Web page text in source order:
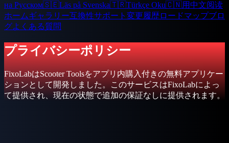
на Русском🇸🇪Läs på Svenska🇹🇷Türkçe Oku🇨🇳用中文阅读
ホームギャラリー互換性サポート 変更履歴ロードマップブロ
グよくある質問
プライバシーポリシー
FixoLabはScooter Toolsをアプリ内購入付きの無料アプリケー
ションとして開発しました。このサービスはFixoLabによっ
て提供され、現在の状態で追加の保証なしに提供されます。